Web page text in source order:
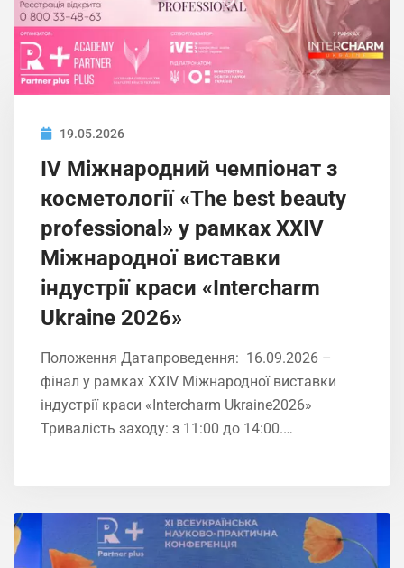
19.05.2026
IV Міжнародний чемпіонат з
косметології «The best beauty
professional» у рамках XXIV
Міжнародної виставки
індустрії краси «Intercharm
Ukrainе 2026»
Положення Датапроведення: 16.09.2026 –
фінал у рамках XXIV Міжнародної виставки
індустрії краси «Intercharm Ukrainе2026»
Тривалість заходу: з 11:00 до 14:00.…